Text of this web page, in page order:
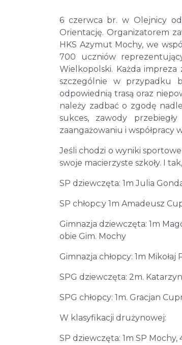
6 czerwca br. w Olejnicy
Orientację. Organizatorem
HKS Azymut Mochy, we
700 uczniów
Wielkopolski. Każda
szczególnie w przypadku
odpowiednią trasą oraz
należy zadbać o zgodę
sukces, zawody
zaangażowaniu i współpracy
Jeśli chodzi o wyniki
swoje macierzyste szkoły. I
SP dziewczęta: 1m Julia
SP chłopc:y 1m Amadeusz
Gimnazja dziewczęta: 1m
obie Gim. Mochy
Gimnazja chłopcy: 1m
SPG dziewczęta: 2m.
SPG chłopcy: 1m. Gracjan
W klasyfikacji drużynowej:
SP dziewczęta: 1m SP Mochy,